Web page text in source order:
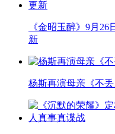
《金昭玉醉》9月
新
杨斯再演母亲《不